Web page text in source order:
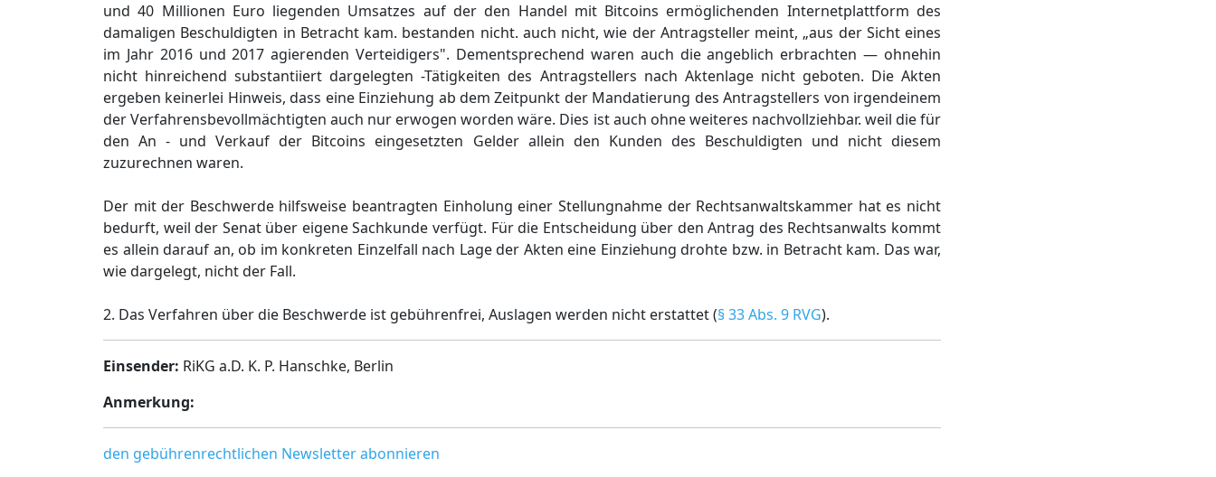
und 40 Millionen Euro liegenden Umsatzes auf der den Handel mit Bitcoins ermöglichenden Internetplattform des
damaligen Beschuldigten in Betracht kam. bestanden nicht. auch nicht, wie der Antragsteller meint, „aus der Sicht eines
im Jahr 2016 und 2017 agierenden Verteidigers". Dementsprechend waren auch die angeblich erbrachten — ohnehin
nicht hinreichend substantiiert dargelegten -Tätigkeiten des Antragstellers nach Aktenlage nicht geboten. Die Akten
ergeben keinerlei Hinweis, dass eine Einziehung ab dem Zeitpunkt der Mandatierung des Antragstellers von irgendeinem
der Verfahrensbevollmächtigten auch nur erwogen worden wäre. Dies ist auch ohne weiteres nachvollziehbar. weil die für
den An - und Verkauf der Bitcoins eingesetzten Gelder allein den Kunden des Beschuldigten und nicht diesem
zuzurechnen waren.
Der mit der Beschwerde hilfsweise beantragten Einholung einer Stellungnahme der Rechtsanwaltskammer hat es nicht
bedurft, weil der Senat über eigene Sachkunde verfügt. Für die Entscheidung über den Antrag des Rechtsanwalts kommt
es allein darauf an, ob im konkreten Einzelfall nach Lage der Akten eine Einziehung drohte bzw. in Betracht kam. Das war,
wie dargelegt, nicht der Fall.
2. Das Verfahren über die Beschwerde ist gebührenfrei, Auslagen werden nicht erstattet (§ 33 Abs. 9 RVG).
Einsender: RiKG a.D. K. P. Hanschke, Berlin
Anmerkung:
den gebührenrechtlichen Newsletter abonnieren